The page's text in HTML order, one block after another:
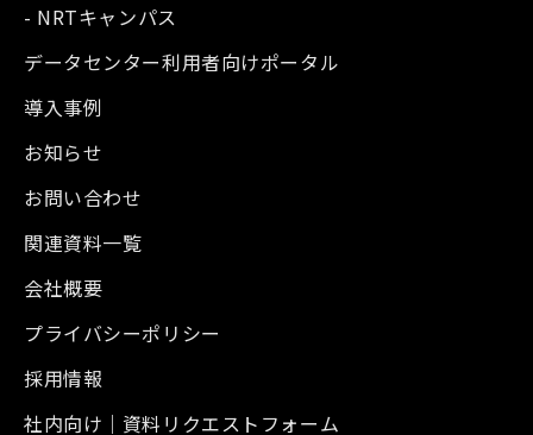
- NRTキャンパス
データセンター利用者向けポータル
導入事例
お知らせ
お問い合わせ
関連資料一覧
会社概要
プライバシーポリシー
採用情報
社内向け｜資料リクエストフォーム